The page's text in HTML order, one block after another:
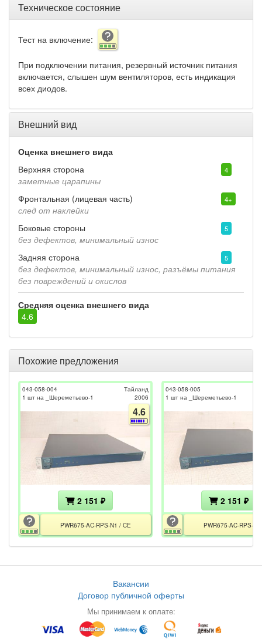
Техническое состояние
Тест на включение:
При подключении питания, резервный источник питания
включается, слышен шум вентиляторов, есть индикация
всех диодов.
Внешний вид
Оценка внешнего вида
Верхняя сторона
4
заметные царапины
Фронтальная (лицевая часть)
4+
след от наклейки
Боковые стороны
5
без дефектов, минимальный износ
Задняя сторона
5
без дефектов, минимальный износ, разъёмы питания
без повреждений и окислов
Средняя оценка внешнего вида
4.6
Похожие предложения
043-058-004
1 шт на _Шереметьево-1
Тайланд
2006
4.6
2 151 ₽
PWR675-AC-RPS-N1 / CE
043-058-005
1 шт на _Шереметьево-1
2 151 ₽
PWR675-AC-RPS-
Вакансии
Договор публичной оферты
Мы принимаем к оплате: